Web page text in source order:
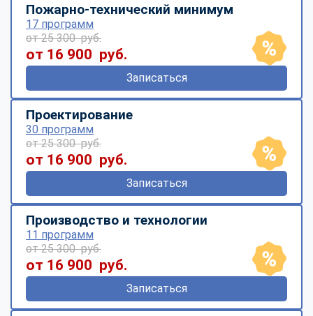
Пожарно-технический минимум
17 программ
от 25 300 руб.
от 16 900 руб.
Записаться
Проектирование
30 программ
от 25 300 руб.
от 16 900 руб.
Записаться
Производство и технологии
11 программ
от 25 300 руб.
от 16 900 руб.
Записаться